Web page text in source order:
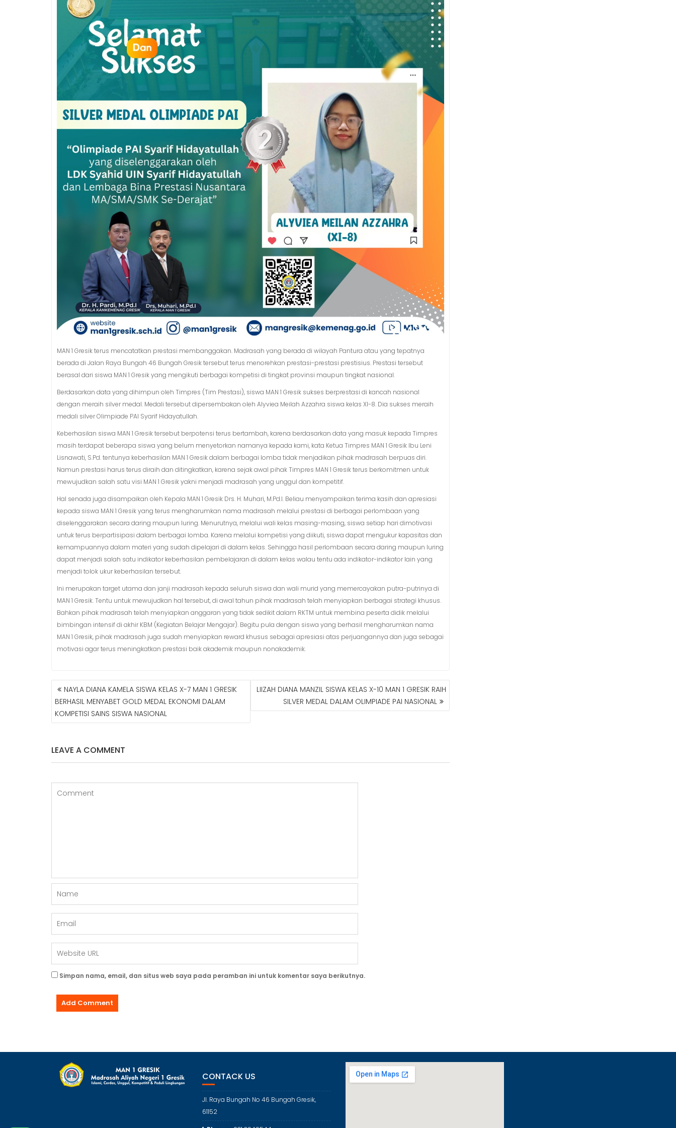
MAN 1 Gresik terus mencatatkan prestasi membanggakan. Madrasah yang berada di wilayah Pantura atau yang tepatnya
berada di Jalan Raya Bungah 46 Bungah Gresik tersebut terus menorehkan prestasi-prestasi prestisius. Prestasi tersebut
berasal dari siswa MAN 1 Gresik yang mengikuti berbagai kompetisi di tingkat provinsi maupun tingkat nasional.
Berdasarkan data yang dihimpun oleh Timpres (Tim Prestasi), siswa MAN 1 Gresik sukses berprestasi di kancah nasional
dengan meraih silver medal. Medali tersebut dipersembakan oleh Alyviea Meilah Azzahra siswa kelas XI-8. Dia sukses meraih
medali silver Olimpiade PAI Syarif Hidayatullah.
Keberhasilan siswa MAN 1 Gresik tersebut berpotensi terus bertambah, karena berdasarkan data yang masuk kepada Timpres
masih terdapat beberapa siswa yang belum menyetorkan namanya kepada kami, kata Ketua Timpres MAN 1 Gresik Ibu Leni
Lisnawati, S.Pd. tentunya keberhasilan MAN 1 Gresik dalam berbagai lomba tidak menjadikan pihak madrasah berpuas diri.
Namun prestasi harus terus diraih dan ditingkatkan, karena sejak awal pihak Timpres MAN 1 Gresik terus berkomitmen untuk
mewujudkan salah satu visi MAN 1 Gresik yakni menjadi madrasah yang unggul dan kompetitif.
Hal senada juga disampaikan oleh Kepala MAN 1 Gresik Drs. H. Muhari, M.Pd.I. Beliau menyampaikan terima kasih dan apresiasi
kepada siswa MAN 1 Gresik yang terus mengharumkan nama madrasah melalui prestasi di berbagai perlombaan yang
diselenggarakan secara daring maupun luring. Menurutnya, melalui wali kelas masing-masing, siswa setiap hari dimotivasi
untuk terus berpartisipasi dalam berbagai lomba. Karena melalui kompetisi yang diikuti, siswa dapat mengukur kapasitas dan
kemampuannya dalam materi yang sudah dipelajari di dalam kelas. Sehingga hasil perlombaan secara daring maupun luring
dapat menjadi salah satu indikator keberhasilan pembelajaran di dalam kelas walau tentu ada indikator-indikator lain yang
menjadi tolok ukur keberhasilan tersebut.
Ini merupakan target utama dan janji madrasah kepada seluruh siswa dan wali murid yang memercayakan putra-putrinya di
MAN 1 Gresik. Tentu untuk mewujudkan hal tersebut, di awal tahun pihak madrasah telah menyiapkan berbagai strategi khusus.
Bahkan pihak madrasah telah menyiapkan anggaran yang tidak sedikit dalam RKTM untuk membina peserta didik melalui
bimbingan intensif di akhir KBM (Kegiatan Belajar Mengajar). Begitu pula dengan siswa yang berhasil mengharumkan nama
MAN 1 Gresik, pihak madrasah juga sudah menyiapkan reward khusus sebagai apresiasi atas perjuangannya dan juga sebagai
motivasi agar terus meningkatkan prestasi baik akademik maupun nonakademik.
N
A
V
A
S
P
O
NAYLA DIANA KAMELA SISWA KELAS X-7 MAN 1 GRESIK
BERHASIL MENYABET GOLD MEDAL EKONOMI DALAM
KOMPETISI SAINS SISWA NASIONAL
LIIZAH DIANA MANZIL SISWA KELAS X-10 MAN 1 GRESIK RAIH
SILVER MEDAL DALAM OLIMPIADE PAI NASIONAL
LEAVE A COMMENT
Simpan nama, email, dan situs web saya pada peramban ini untuk komentar saya berikutnya.
CONTACK US
Jl. Raya Bungah No 46 Bungah Gresik,
61152